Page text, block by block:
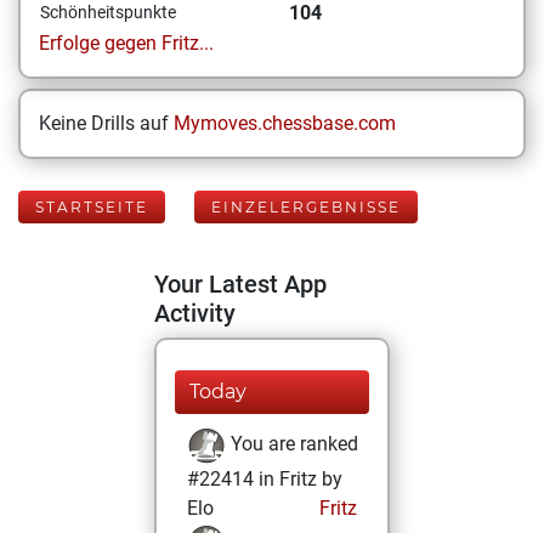
Schönheitspunkte
104
Erfolge gegen Fritz...
Keine Drills auf Mymoves.chessbase.com
STARTSEITE EINZELERGEBNISSE
Your Latest App
Activity
Today
You are ranked
#22414 in Fritz by
Elo
Fritz